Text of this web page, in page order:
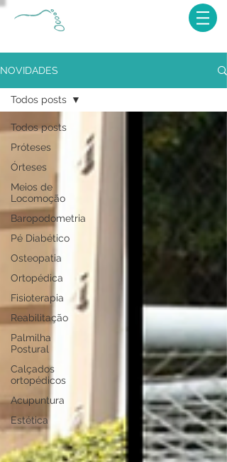
NOVIDADES
Todos posts
Próteses
Órteses
Meios de
Locomoção
Baropodometria
Pé Diabético
Osteopatia
Ortopédica
Fisioterapia
Reabilitação
Palmilha
Postural
Calçados
ortopédicos
Acupuntura
Estética
Todos posts